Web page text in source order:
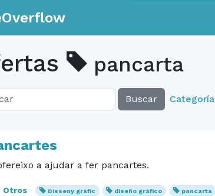
pancarta
Buscar Categoría
a ajudar a fer pancartes.
Otros Disseny gràfic diseño gráfico pancarta